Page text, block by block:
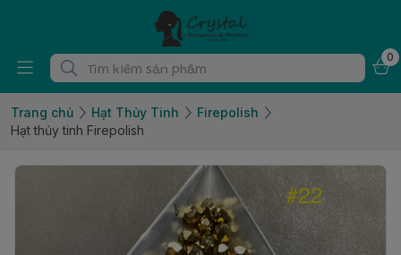
0
Trang chủ Hạt Thủy Tinh
Firepolish
Hạt thủy tinh Firepolish